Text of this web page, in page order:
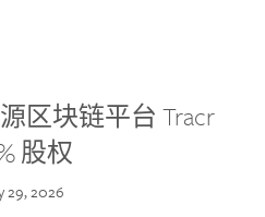
区块链平台 Tracr
股权
29, 2026